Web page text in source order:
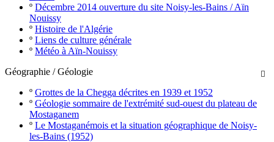
º Décembre 2014 ouverture du site Noisy-les-Bains / Aïn
Nouissy
º Histoire de l'Algérie
º Liens de culture générale
º Météo à Aïn-Nouissy

Géographie / Géologie
º Grottes de la Chegga décrites en 1939 et 1952
º Géologie sommaire de l'extrémité sud-ouest du plateau de
Mostaganem
º Le Mostaganémois et la situation géographique de Noisy-
les-Bains (1952)